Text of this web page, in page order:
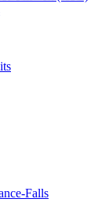
Falls